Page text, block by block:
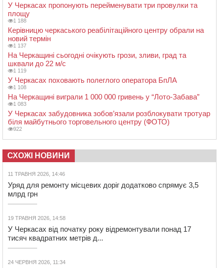
У Черкасах пропонують перейменувати три провулки та
площу
1 188
Керівницю черкаського реабілітаційного центру обрали на
новий термін
1 137
На Черкащині сьогодні очікують грози, зливи, град та
шквали до 22 м/с
1 119
У Черкасах поховають полеглого оператора БпЛА
1 108
На Черкащині виграли 1 000 000 гривень у “Лото-Забава”
1 083
У Черкасах забудовника зобов’язали розблокувати тротуар
біля майбутнього торговельного центру (ФОТО)
922
СХОЖІ НОВИНИ
11 ТРАВНЯ 2026, 14:46
Уряд для ремонту місцевих доріг додатково спрямує 3,5
млрд грн
19 ТРАВНЯ 2026, 14:58
У Черкасах від початку року відремонтували понад 17
тисяч квадратних метрів д...
24 ЧЕРВНЯ 2026, 11:34